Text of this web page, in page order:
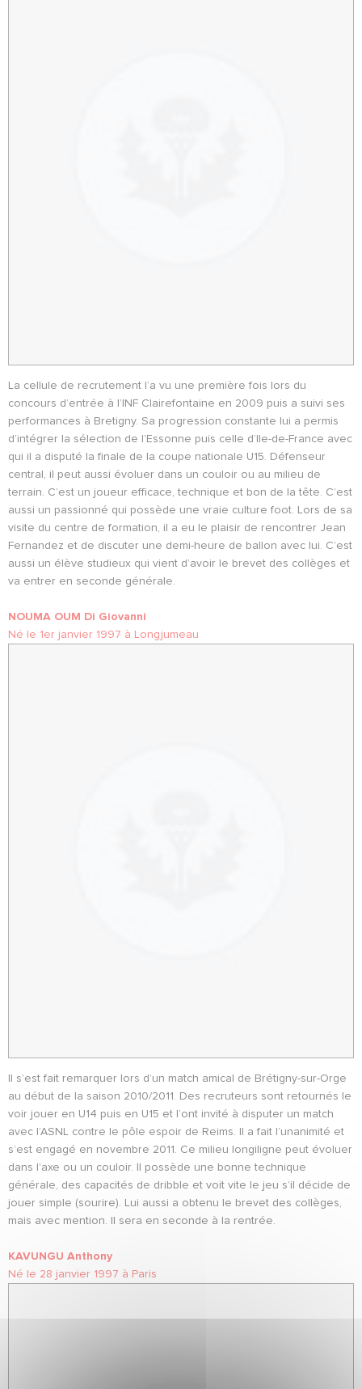
La cellule de recrutement l’a vu une première fois lors du
concours d’entrée à l’INF Clairefontaine en 2009 puis a suivi ses
performances à Bretigny. Sa progression constante lui a permis
d’intégrer la sélection de l’Essonne puis celle d’Ile-de-France avec
qui il a disputé la finale de la coupe nationale U15. Défenseur
central, il peut aussi évoluer dans un couloir ou au milieu de
terrain. C’est un joueur efficace, technique et bon de la tête. C’est
aussi un passionné qui possède une vraie culture foot. Lors de sa
visite du centre de formation, il a eu le plaisir de rencontrer Jean
Fernandez et de discuter une demi-heure de ballon avec lui. C’est
aussi un élève studieux qui vient d’avoir le brevet des collèges et
va entrer en seconde générale.
NOUMA OUM Di Giovanni
Né le 1er janvier 1997 à Longjumeau
Il s’est fait remarquer lors d’un match amical de Brétigny-sur-Orge
au début de la saison 2010/2011. Des recruteurs sont retournés le
voir jouer en U14 puis en U15 et l’ont invité à disputer un match
avec l’ASNL contre le pôle espoir de Reims. Il a fait l’unanimité et
s’est engagé en novembre 2011. Ce milieu longiligne peut évoluer
dans l’axe ou un couloir. Il possède une bonne technique
générale, des capacités de dribble et voit vite le jeu s’il décide de
jouer simple (sourire). Lui aussi a obtenu le brevet des collèges,
mais avec mention. Il sera en seconde à la rentrée.
KAVUNGU Anthony
Né le 28 janvier 1997 à Paris